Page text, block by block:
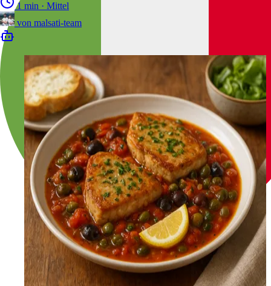
1 min · Mittel
von malsati-team